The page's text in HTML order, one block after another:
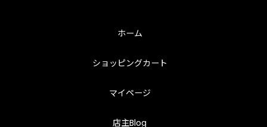
ホーム
ショッピングカート
マイページ
店主Blog